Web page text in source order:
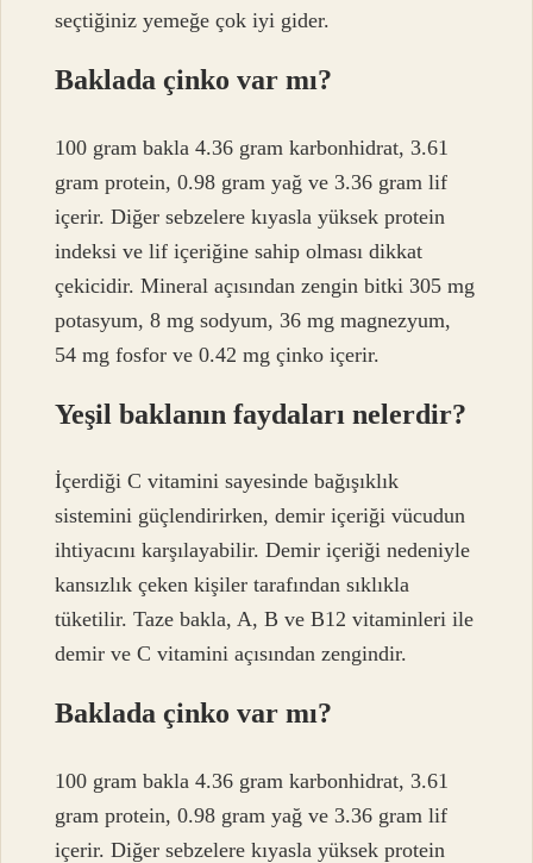
seçtiğiniz yemeğe çok iyi gider.
Baklada çinko var mı?
100 gram bakla 4.36 gram karbonhidrat, 3.61
gram protein, 0.98 gram yağ ve 3.36 gram lif
içerir. Diğer sebzelere kıyasla yüksek protein
indeksi ve lif içeriğine sahip olması dikkat
çekicidir. Mineral açısından zengin bitki 305 mg
potasyum, 8 mg sodyum, 36 mg magnezyum,
54 mg fosfor ve 0.42 mg çinko içerir.
Yeşil baklanın faydaları nelerdir?
İçerdiği C vitamini sayesinde bağışıklık
sistemini güçlendirirken, demir içeriği vücudun
ihtiyacını karşılayabilir. Demir içeriği nedeniyle
kansızlık çeken kişiler tarafından sıklıkla
tüketilir. Taze bakla, A, B ve B12 vitaminleri ile
demir ve C vitamini açısından zengindir.
Baklada çinko var mı?
100 gram bakla 4.36 gram karbonhidrat, 3.61
gram protein, 0.98 gram yağ ve 3.36 gram lif
içerir. Diğer sebzelere kıyasla yüksek protein